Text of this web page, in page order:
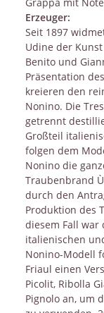
Erzeuger:
Seit 1897
Udine der
Benito und
Präsentation
kreieren den
Nonino. Die
getrennt
Großteil
folgen dem
Nonino die
Traubenbrand
durch den
Produktion des
diesem Fall war
italienischen
Nonino-Modell
Friaul einen
Picolit, Ribolla
Pignolo an, um